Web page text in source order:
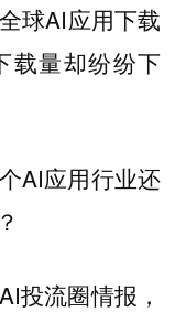
球AI应用下载
载量却纷纷下
AI应用行业还
投流圈情报，